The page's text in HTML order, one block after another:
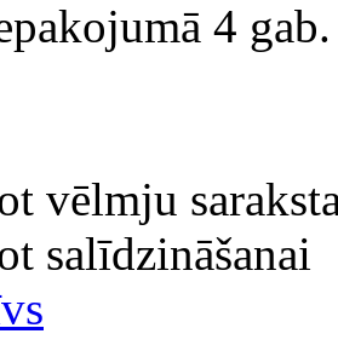
4
vēlmju
salīdzināšanai